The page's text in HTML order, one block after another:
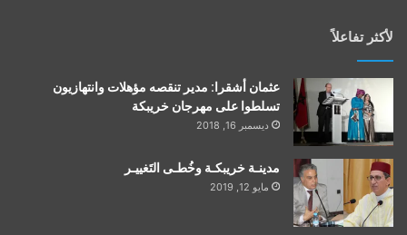
لأكثر تفاعلاً
عثمان أشقرا: مدير تنقصه مؤهلات وانتهازيون
تسلطوا على مهرجان خريبكة
ديسمبر 16, 2018
مدينـة خريبكـة وخُطـى التَغييـر
مايو 12, 2019